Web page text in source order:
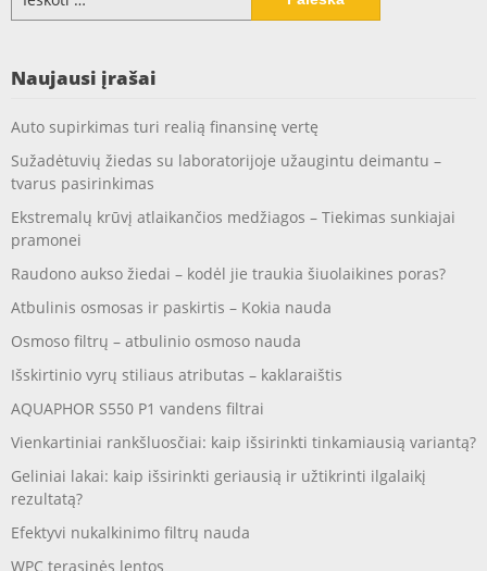
Naujausi įrašai
Auto supirkimas turi realią finansinę vertę
Sužadėtuvių žiedas su laboratorijoje užaugintu deimantu –
tvarus pasirinkimas
Ekstremalų krūvį atlaikančios medžiagos – Tiekimas sunkiajai
pramonei
Raudono aukso žiedai – kodėl jie traukia šiuolaikines poras?
Atbulinis osmosas ir paskirtis – Kokia nauda
Osmoso filtrų – atbulinio osmoso nauda
Išskirtinio vyrų stiliaus atributas – kaklaraištis
AQUAPHOR S550 P1 vandens filtrai
Vienkartiniai rankšluosčiai: kaip išsirinkti tinkamiausią variantą?
Geliniai lakai: kaip išsirinkti geriausią ir užtikrinti ilgalaikį
rezultatą?
Efektyvi nukalkinimo filtrų nauda
WPC terasinės lentos